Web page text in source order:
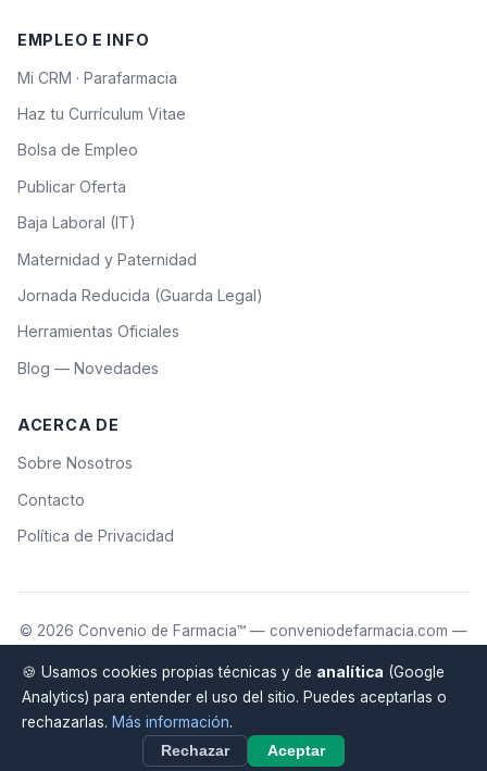
EMPLEO E INFO
Mi CRM · Parafarmacia
Haz tu Currículum Vitae
Bolsa de Empleo
Publicar Oferta
Baja Laboral (IT)
Maternidad y Paternidad
Jornada Reducida (Guarda Legal)
Herramientas Oficiales
Blog — Novedades
ACERCA DE
Sobre Nosotros
Contacto
Política de Privacidad
© 2026 Convenio de Farmacia™ — conveniodefarmacia.com —
Los cálculos son orientativos. Consulta con un asesor laboral para
Fuentes oficiales: XXV Convenio (BOE)· Tablas 2026 (BOE)
🍪 Usamos cookies propias técnicas y de analítica (Google
Analytics) para entender el uso del sitio. Puedes aceptarlas o
rechazarlas. Más información.
Rechazar Aceptar